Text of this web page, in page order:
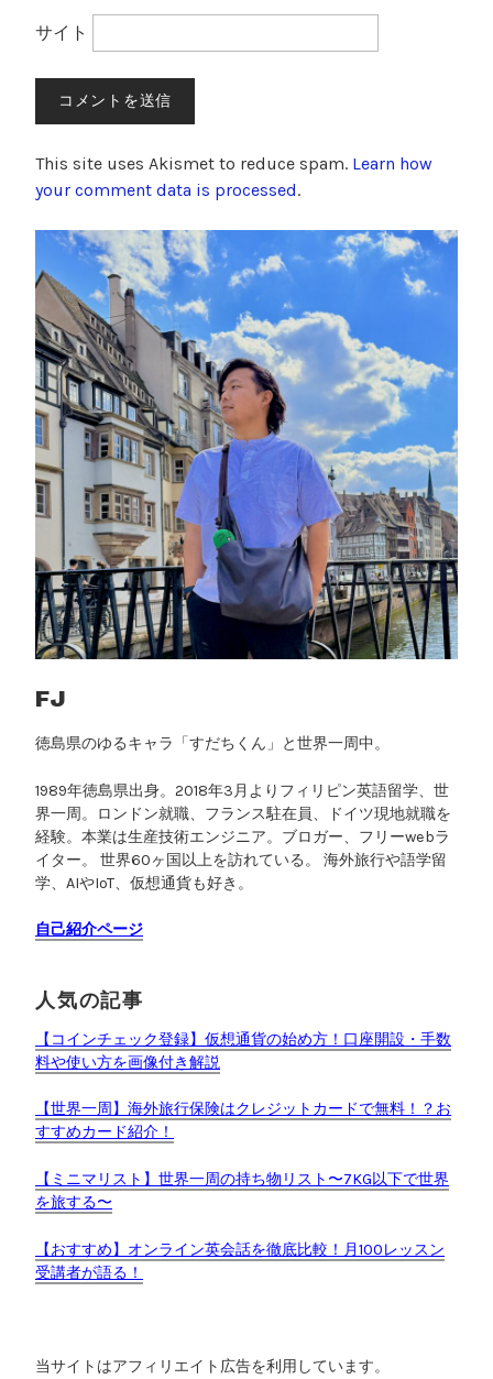
サイト
This site uses Akismet to reduce spam. Learn how
your comment data is processed.
FJ
徳島県のゆるキャラ「すだちくん」と世界一周中。
1989年徳島県出身。2018年3月よりフィリピン英語留学、世
界一周。ロンドン就職、フランス駐在員、ドイツ現地就職を
経験。本業は生産技術エンジニア。ブロガー、フリーwebラ
イター。 世界60ヶ国以上を訪れている。 海外旅行や語学留
学、AIやIoT、仮想通貨も好き。
自己紹介ページ
人気の記事
【コインチェック登録】仮想通貨の始め方！口座開設・手数
料や使い方を画像付き解説
【世界一周】海外旅行保険はクレジットカードで無料！？お
すすめカード紹介！
【ミニマリスト】世界一周の持ち物リスト〜7KG以下で世界
を旅する〜
【おすすめ】オンライン英会話を徹底比較！月100レッスン
受講者が語る！
当サイトはアフィリエイト広告を利用しています。